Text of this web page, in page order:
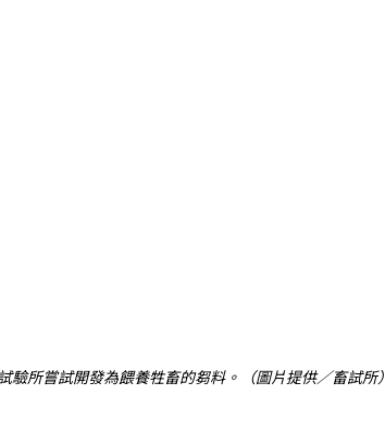
所嘗試開發為餵養牲畜的芻料。（圖片提供／畜試所）